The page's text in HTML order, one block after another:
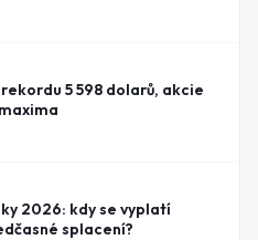
5 598 dolarů, akcie
2026: kdy se vyplatí
splacení?